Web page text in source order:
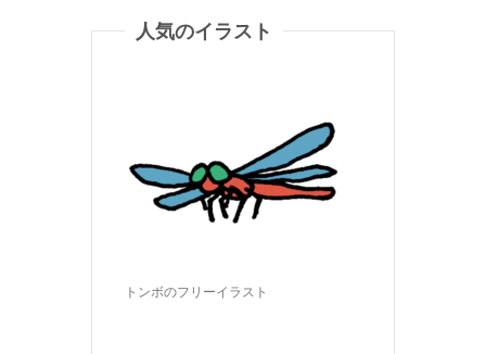
人気のイラスト
トンボのフリーイラスト